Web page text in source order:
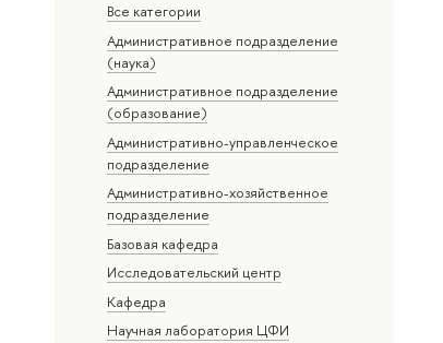
Все категории
Административное подразделение
(наука)
Административное подразделение
(образование)
Административно-управленческое
подразделение
Административно-хозяйственное
подразделение
Базовая кафедра
Исследовательский центр
Кафедра
Научная лаборатория ЦФИ